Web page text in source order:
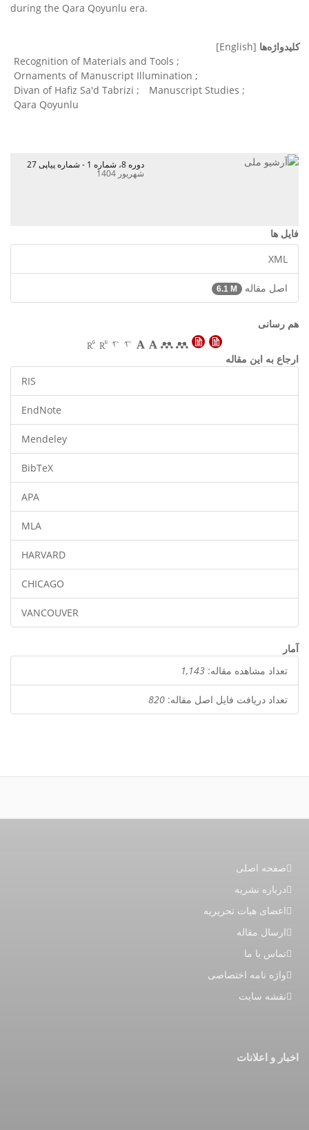
during the Qara Qoyunlu era.
کلیدواژه‌ها [English]
Recognition of Materials and Tools
Ornaments of Manuscript Illumination
Divan of Hafiz Sa'd Tabrizi
Manuscript Studies
Qara Qoyunlu
دوره 8، شماره 1 - شماره پیاپی 27
شهریور 1404
فایل ها
XML
اصل مقاله 6.1 M
هم رسانی
ارجاع به این مقاله
RIS
EndNote
Mendeley
BibTeX
APA
MLA
HARVARD
CHICAGO
VANCOUVER
آمار
تعداد مشاهده مقاله: 1,143
تعداد دریافت فایل اصل مقاله: 820
صفحه اصلی
درباره نشریه
اعضای هیات تحریریه
ارسال مقاله
تماس با ما
واژه نامه اختصاصی
نقشه سایت
اخبار و اعلانات